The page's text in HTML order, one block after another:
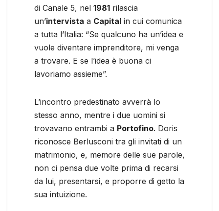
di Canale 5, nel 1981 rilascia
un’intervista a Capital in cui comunica
a tutta l’Italia: “Se qualcuno ha un’idea e
vuole diventare imprenditore, mi venga
a trovare. E se l’idea è buona ci
lavoriamo assieme”.
L’incontro predestinato avverrà lo
stesso anno, mentre i due uomini si
trovavano entrambi a Portofino. Doris
riconosce Berlusconi tra gli invitati di un
matrimonio, e, memore delle sue parole,
non ci pensa due volte prima di recarsi
da lui, presentarsi, e proporre di getto la
sua intuizione.